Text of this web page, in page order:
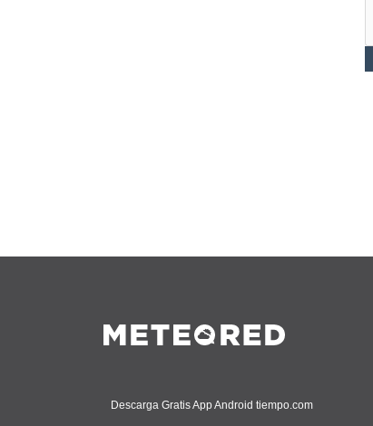
Descarga Gratis App Android tiempo.com